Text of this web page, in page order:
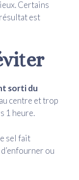
Certains
est
sorti du
centre et trop
1 heure.
sel fait
ou